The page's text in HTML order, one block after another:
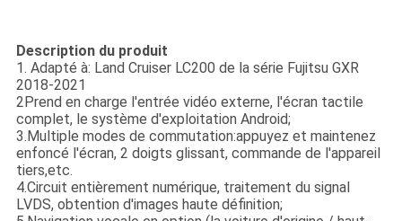
Description du produit
1. Adapté à: Land Cruiser LC200 de la série Fujitsu GXR
2018-2021
2Prend en charge l'entrée vidéo externe, l'écran tactile
complet, le système d'exploitation Android;
3.Multiple modes de commutation:appuyez et maintenez
enfoncé l'écran, 2 doigts glissant, commande de l'appareil
tiers,etc.
4.Circuit entièrement numérique, traitement du signal
LVDS, obtention d'images haute définition;